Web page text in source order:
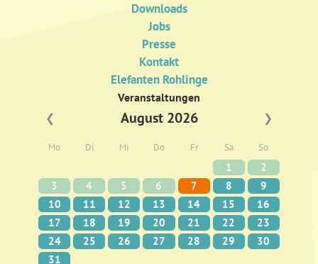
Downloads
Jobs
Presse
Kontakt
Elefanten Rohlinge
Veranstaltungen
❮
August 2026 ❯
Mo Di Mi Do Fr Sa So
1
2
3
4 5 6 7 8
9
10
11 12 13 14 15
16
17
18 19 20 21 22
23
24
25 26 27 28 29
30
31